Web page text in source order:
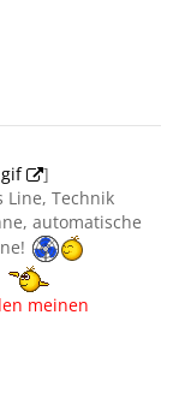
]
Line, Technik
automatische
meinen